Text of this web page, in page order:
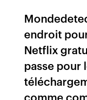
endroit
Netflix
passe pour
comme